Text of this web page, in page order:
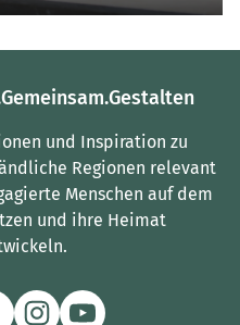
und Inspiration zu
Regionen relevant
Menschen auf dem
und ihre Heimat